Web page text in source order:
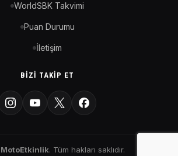
WorldSBK Takvimi
Puan Durumu
İletişim
BIZI TAKIP ET
MotoEtkinlik. Tüm hakları saklıdır.